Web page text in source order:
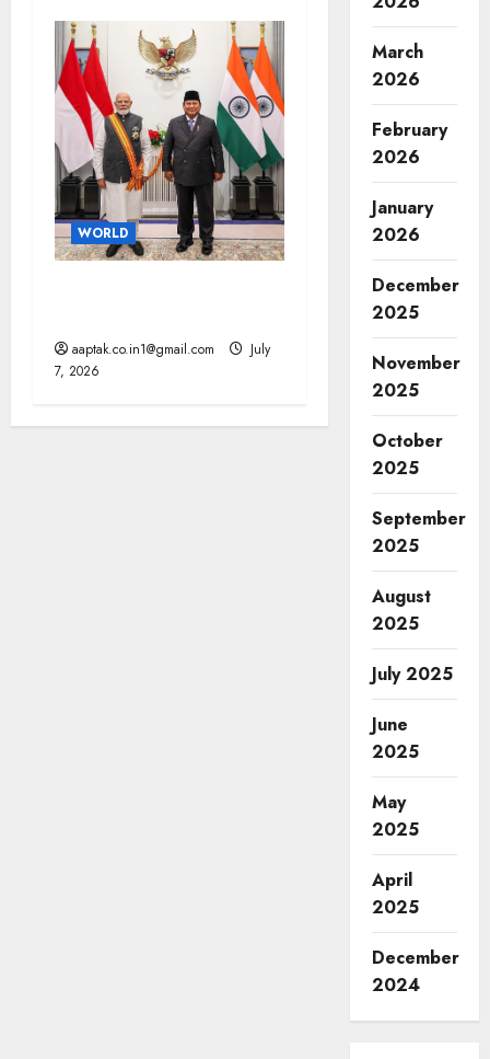
WORLD
aaptak.co.in1@gmail.com
July
7, 2026
March
2026
February
2026
January
2026
December
2025
November
2025
October
2025
September
2025
August
2025
July 2025
June
2025
May
2025
April
2025
December
2024